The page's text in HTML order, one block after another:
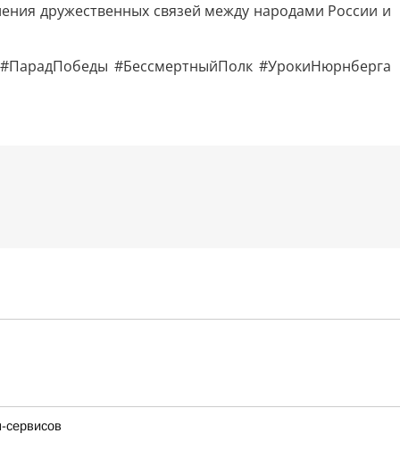
дружественных связей между народами России и
#БессмертныйПолк #УрокиНюрнберга
сервисов